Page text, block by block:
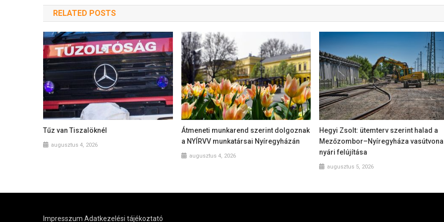
RELATED POSTS
Tűz van Tiszalöknél
augusztus 4, 2026
Átmeneti munkarend szerint dolgoznak
a NYÍRVV munkatársai Nyíregyházán
augusztus 4, 2026
Hegyi Zsolt: ütemterv szerint halad a
Mezőzombor–Nyíregyháza
nyári felújítása
augusztus 5, 2026
Impresszum Adatkezelési tájékoztató